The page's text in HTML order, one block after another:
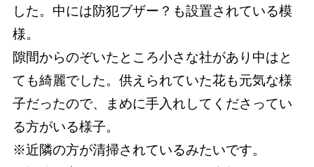
した。中には防犯ブザー？も設置されている模
様。
隙間からのぞいたところ小さな社があり中はと
ても綺麗でした。供えられていた花も元気な様
子だったので、まめに手入れしてくださってい
る方がいる様子。
※近隣の方が清掃されているみたいです。